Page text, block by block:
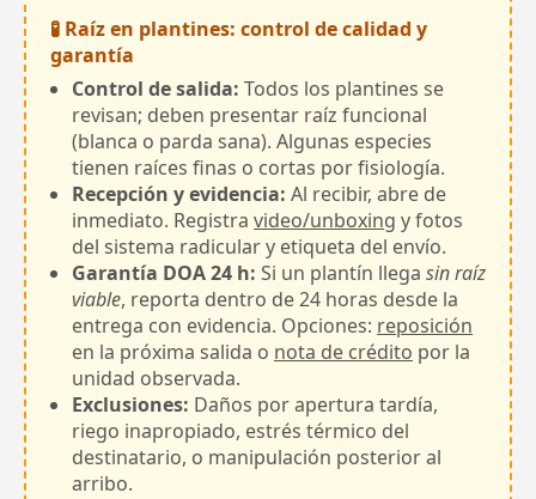
🧪 Raíz en plantines: control de calidad y
garantía
Control de salida: Todos los plantines se
revisan; deben presentar raíz funcional
(blanca o parda sana). Algunas especies
tienen raíces finas o cortas por fisiología.
Recepción y evidencia: Al recibir, abre de
inmediato. Registra video/unboxing y fotos
del sistema radicular y etiqueta del envío.
Garantía DOA 24 h: Si un plantín llega sin raíz
viable, reporta dentro de 24 horas desde la
entrega con evidencia. Opciones: reposición
en la próxima salida o nota de crédito por la
unidad observada.
Exclusiones: Daños por apertura tardía,
riego inapropiado, estrés térmico del
destinatario, o manipulación posterior al
arribo.